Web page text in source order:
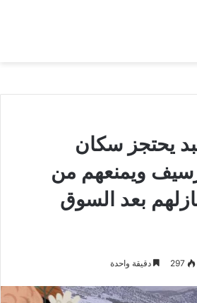
يحتجز سكان
ويمنعهم من
بعد السوق
297 دقيقة واحدة